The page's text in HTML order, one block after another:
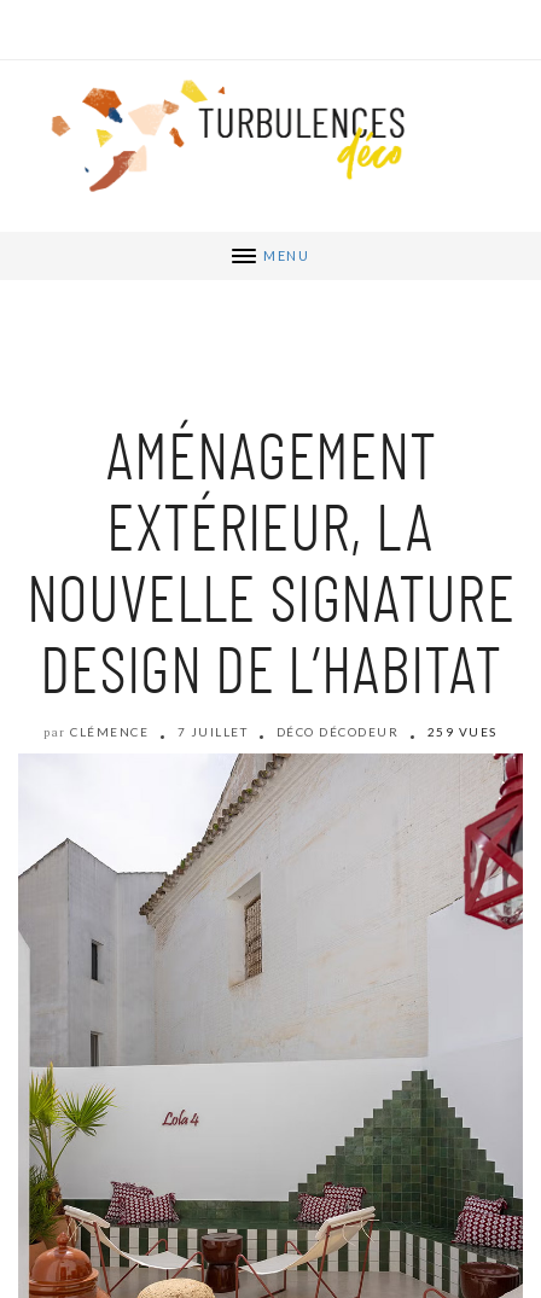
MENU
AMÉNAGEMENT
EXTÉRIEUR, LA
NOUVELLE SIGNATURE
DESIGN DE L’HABITAT
par CLÉMENCE 7 JUILLET DÉCO DÉCODEUR 259 VUES